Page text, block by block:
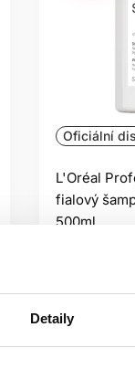
Detaily
Oficiální
L'Oréal
fialový
500ml
585 Kč